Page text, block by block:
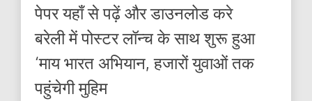
पेपर यहाँ से पढ़ें और डाउनलोड करे
बरेली में पोस्टर लॉन्च के साथ शुरू हुआ
‘माय भारत अभियान, हजारों युवाओं तक
पहुंचेगी मुहिम